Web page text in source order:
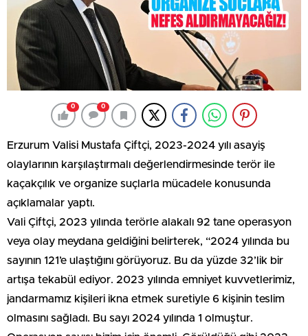
0 0
Erzurum Valisi Mustafa Çiftçi, 2023-2024 yılı asayiş
olaylarının karşılaştırmalı değerlendirmesinde terör ile
kaçakçılık ve organize suçlarla mücadele konusunda
açıklamalar yaptı.
Vali Çiftçi, 2023 yılında terörle alakalı 92 tane operasyon
veya olay meydana geldiğini belirterek, “2024 yılında bu
sayının 121’e ulaştığını görüyoruz. Bu da yüzde 32’lik bir
artışa tekabül ediyor. 2023 yılında emniyet kuvvetlerimiz,
jandarmamız kişileri ikna etmek suretiyle 6 kişinin teslim
olmasını sağladı. Bu sayı 2024 yılında 1 olmuştur.